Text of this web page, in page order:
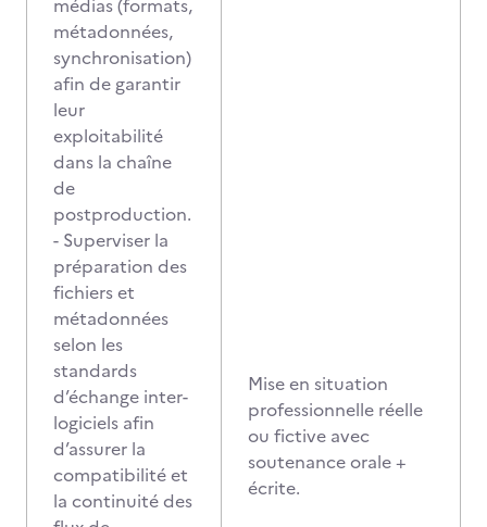
médias (formats,
métadonnées,
synchronisation)
afin de garantir
leur
exploitabilité
dans la chaîne
de
postproduction.
- Superviser la
préparation des
fichiers et
métadonnées
selon les
standards
d’échange inter-
logiciels afin
d’assurer la
compatibilité et
la continuité des
Mise en situation
professionnelle réelle
ou fictive avec
soutenance orale +
écrite.